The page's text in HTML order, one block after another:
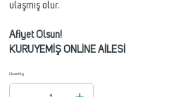
ulaşmış olur.
Afiyet Olsun!
KURUYEMİŞ ONLİNE AİLESİ
Quantity